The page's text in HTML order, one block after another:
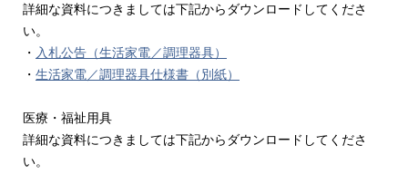
詳細な資料につきましては下記からダウンロードしてくださ
い。
・ 入札公告（生活家電／調理器具）
・ 生活家電／調理器具仕様書（別紙）
医療・福祉用具
詳細な資料につきましては下記からダウンロードしてくださ
い。